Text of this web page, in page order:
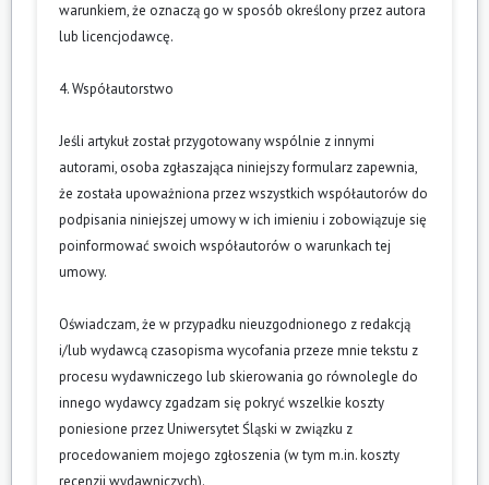
warunkiem, że oznaczą go w sposób określony przez autora
lub licencjodawcę.
4. Współautorstwo
Jeśli artykuł został przygotowany wspólnie z innymi
autorami, osoba zgłaszająca niniejszy formularz zapewnia,
że została upoważniona przez wszystkich współautorów do
podpisania niniejszej umowy w ich imieniu i zobowiązuje się
poinformować swoich współautorów o warunkach tej
umowy.
Oświadczam, że w przypadku nieuzgodnionego z redakcją
i/lub wydawcą czasopisma wycofania przeze mnie tekstu z
procesu wydawniczego lub skierowania go równolegle do
innego wydawcy zgadzam się pokryć wszelkie koszty
poniesione przez Uniwersytet Śląski w związku z
procedowaniem mojego zgłoszenia (w tym m.in. koszty